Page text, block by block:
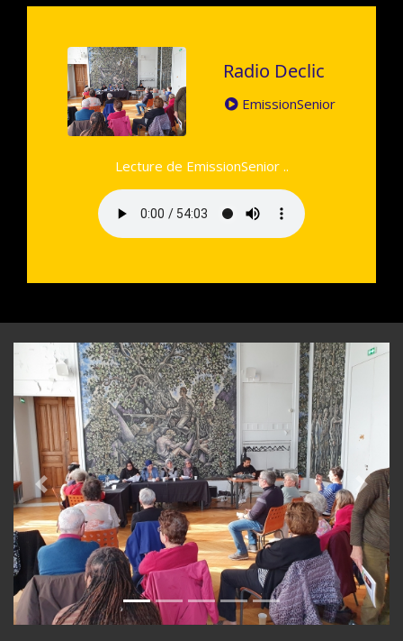
Radio Declic
EmissionSenior
Lecture de EmissionSenior ..
Previous Next